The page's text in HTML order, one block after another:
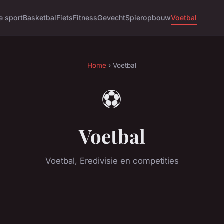
sportBasketbalFietsFitnessGevechtSpieropbouwVoetbal
Home › Voetbal
⚽
Voetbal
Voetbal, Eredivisie en competities